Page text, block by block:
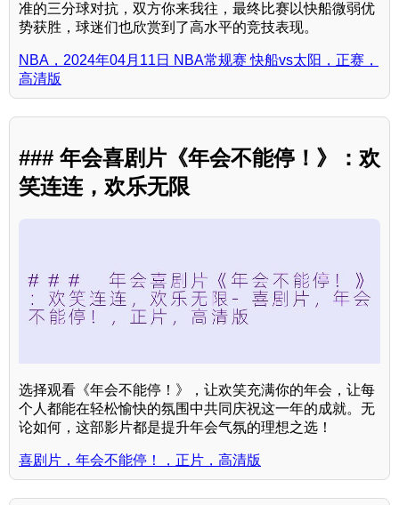
准的三分球对抗，双方你来我往，最终比赛以快船微弱优
势获胜，球迷们也欣赏到了高水平的竞技表现。
NBA，2024年04月11日 NBA常规赛 快船vs太阳，正赛，
高清版
### 年会喜剧片《年会不能停！》：欢
笑连连，欢乐无限
选择观看《年会不能停！》，让欢笑充满你的年会，让每
个人都能在轻松愉快的氛围中共同庆祝这一年的成就。无
论如何，这部影片都是提升年会气氛的理想之选！
喜剧片，年会不能停！，正片，高清版